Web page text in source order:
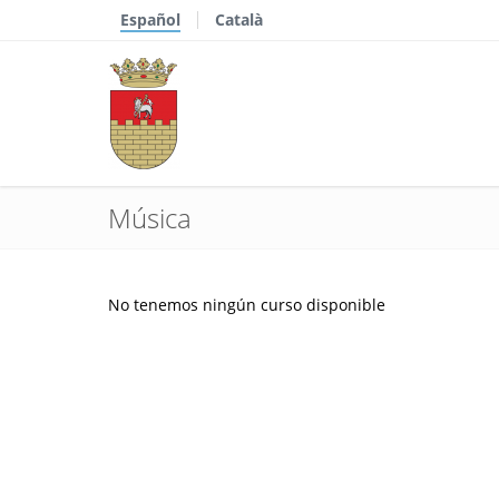
Español Català
Música
No tenemos ningún curso disponible